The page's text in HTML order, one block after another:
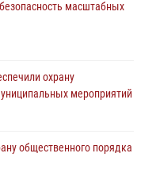
повреждений супруге
партию вооружения в
масштабных
охрану
мероприятий
общественного порядка